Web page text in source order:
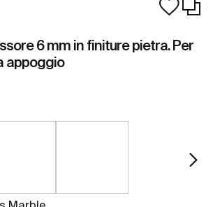
6 mm in finiture pietra. Per
appoggio